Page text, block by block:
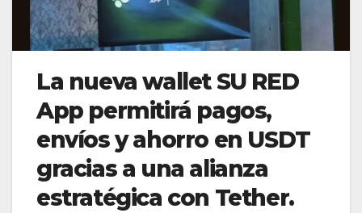
La nueva wallet SU RED
App permitirá pagos,
envíos y ahorro en USDT
gracias a una alianza
estratégica con Tether.